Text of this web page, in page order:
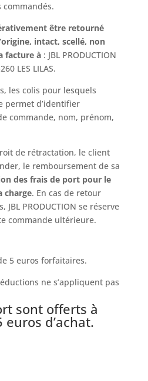
être retourné
intact, scellé, non
facture à: JBL PRODUCTION
LES LILAS.
les colis pour lesquels
permet d’identifier
commande, nom, prénom,
de rétractation, le client
le remboursement de sa
des frais de port pour le
charge. En cas de retour
PRODUCTION se réserve
commande ultérieure.
5 euros forfaitaires.
ne s’appliquent pas
sont offerts à
d’achat.